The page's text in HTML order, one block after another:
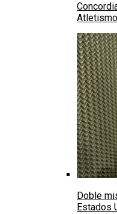
Atletismo
Doble
Estados